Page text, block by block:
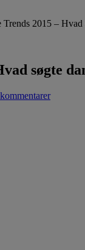
Trends 2015 –
søgte